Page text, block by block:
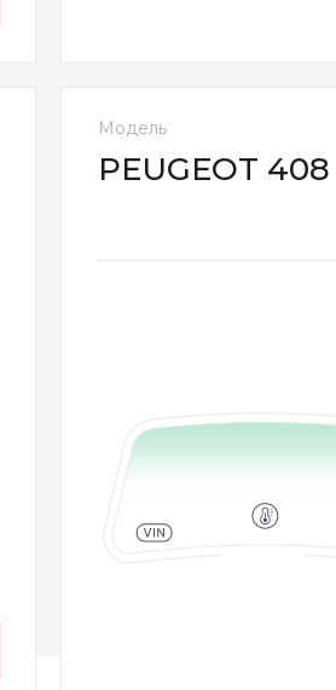
Модель
PEUGEOT 408